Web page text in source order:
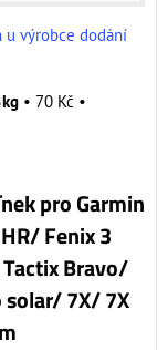
u výrobce dodání
• 70 Kč •
pro Garmin
Fenix 3
Bravo/
solar/ 7X/ 7X